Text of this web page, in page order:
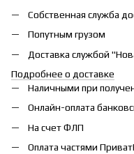
Собственная служба
Попутным грузом
Доставка службой
Подробнее о доставке
Наличными при
Онлайн-оплата
На счет ФЛП
Оплата частями